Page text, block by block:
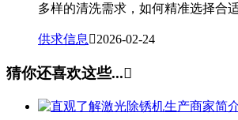
多样的清洗需求，如何精准选择合
供求信息 2026-02-24
猜你还喜欢这些...